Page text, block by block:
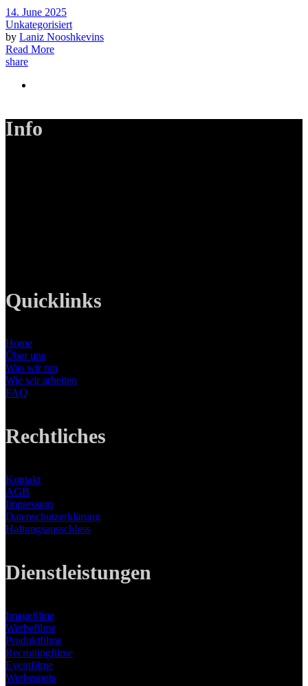
14. June 2025
Unkategorisiert
by Laniz Nooshkevins
Read More
share
Info
Quicklinks
Home
Über uns
Was wir tun
Wie wir arbeiten
FAQ
Rechtliches
Kontakt
AGB
Impressum
Datenschutzerklärung
Haftungsausschluss
Dienstleistungen
Imagefilme
Werbefilme
Produktfilme
Recruitingfilme
Eventfilme
Werbespots